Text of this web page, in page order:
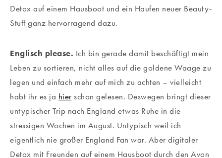
Detox auf einem Hausboot und ein Haufen neuer Beauty-
Stuff ganz hervorragend dazu.
Englisch please. Ich bin gerade damit beschäftigt mein
Leben zu sortieren, nicht alles auf die goldene Waage zu
legen und einfach mehr auf mich zu achten – vielleicht
habt ihr es ja hier schon gelesen. Deswegen bringt dieser
untypischer Trip nach England etwas Ruhe in die
stressigen Wochen im August. Untypisch weil ich
eigentlich nie großer England Fan war. Aber digitaler
Detox mit Freunden auf einem Hausboot durch den Avon